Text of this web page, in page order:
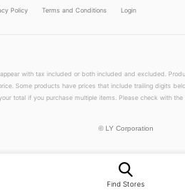
Policy Terms and Conditions Login
with tax included or both included and excluded.
Some products have prices that include trailing digits
total if you purchase multiple items. Please check with
© LY Corporation
Find Stores